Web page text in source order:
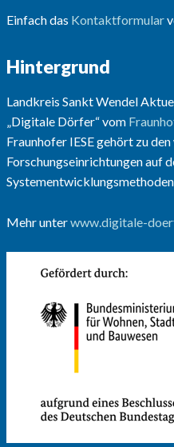
Einfach das Kontaktformular
Hintergrund
Landkreis Sankt Wendel
„Digitale Dörfer“ vom
Fraunhofer IESE gehört zu
Forschungseinrichtungen auf
Mehr unterwww.digitale-